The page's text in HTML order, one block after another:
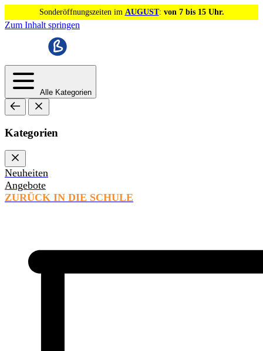
Sonderöffnungszeiten im AUGUST: von 7 bis 15 Uhr.
Zum Inhalt springen
Alle Kategorien
Kategorien
Neuheiten
Angebote
ZURÜCK IN DIE SCHULE